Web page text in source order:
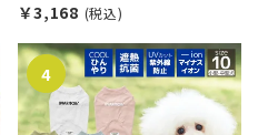
￥3,168 (税込)